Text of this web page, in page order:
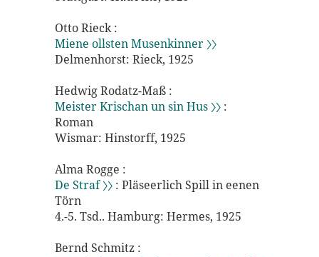
Otto Rieck :
Miene ollsten Musenkinner 〉〉
Delmenhorst: Rieck, 1925
Hedwig Rodatz-Maß :
Meister Krischan un sin Hus 〉〉 :
Roman
Wismar: Hinstorff, 1925
Alma Rogge :
De Straf 〉〉 : Pläseerlich Spill in eenen
Törn
4.-5. Tsd.. Hamburg: Hermes, 1925
Bernd Schmitz :